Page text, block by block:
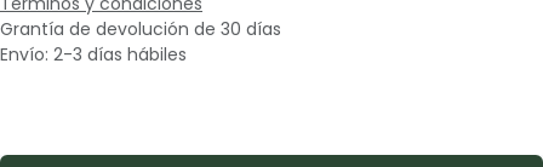
Grantía de devolución de 30 días
Envío: 2-3 días hábiles